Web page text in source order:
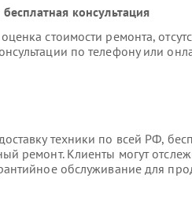
консультация
стоимости ремонта,
по телефону или
техники по всей РФ,
ремонт. Клиенты могут
обслуживание для